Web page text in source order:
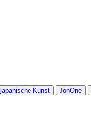
japanische Kunst JonOne